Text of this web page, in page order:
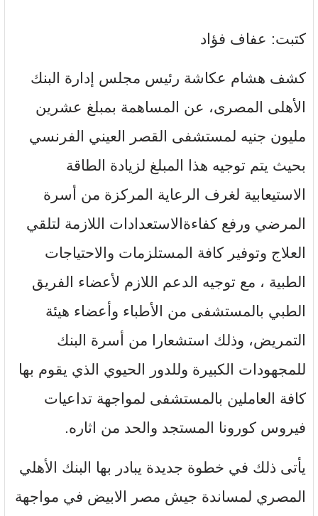
كتبت: عفاف فؤاد
كشف هشام عكاشة رئيس مجلس إدارة البنك
الأهلى المصرى، عن المساهمة بمبلغ عشرين
مليون جنيه لمستشفى القصر العيني الفرنسي
بحيث يتم توجيه هذا المبلغ لزيادة الطاقة
الاستيعابية لغرف الرعاية المركزة من أسرة
المرضي ورفع كفاءةالاستعدادات اللازمة لتلقي
العلاج وتوفير كافة المستلزمات والاحتياجات
الطبية ، مع توجيه الدعم اللازم لأعضاء الفريق
الطبي بالمستشفى من الأطباء وأعضاء هيئة
التمريض، وذلك استشعارا من أسرة البنك
للمجهودات الكبيرة وللدور الحيوي الذي يقوم بها
كافة العاملين بالمستشفى لمواجهة تداعيات
فيروس كورونا المستجد والحد من اثاره.
يأتى ذلك في خطوة جديدة يبادر بها البنك الأهلي
المصري لمساندة جيش مصر الابيض في مواجهة